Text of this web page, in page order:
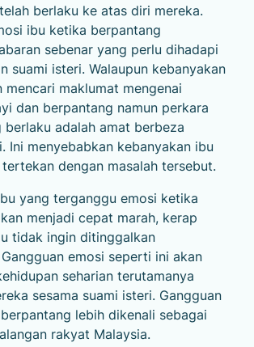
berlaku ke atas diri mereka.
ibu ketika berpantang
sebenar yang perlu dihadapi
suami isteri. Walaupun kebanyakan
mencari maklumat mengenai
dan berpantang namun perkara
berlaku adalah amat berbeza
Ini menyebabkan kebanyakan ibu
dengan masalah tersebut.
yang terganggu emosi ketika
menjadi cepat marah, kerap
tidak ingin ditinggalkan
emosi seperti ini akan
seharian terutamanya
sesama suami isteri. Gangguan
lebih dikenali sebagai
rakyat Malaysia.